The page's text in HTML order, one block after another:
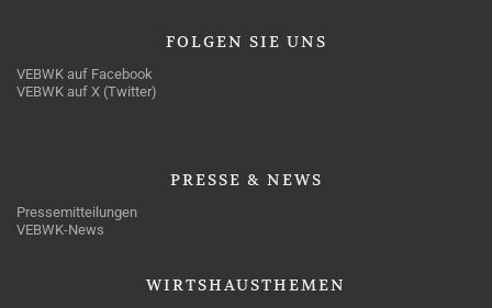
FOLGEN SIE UNS
VEBWK auf Facebook
VEBWK auf X (Twitter)
PRESSE & NEWS
Pressemitteilungen
VEBWK-News
WIRTSHAUSTHEMEN